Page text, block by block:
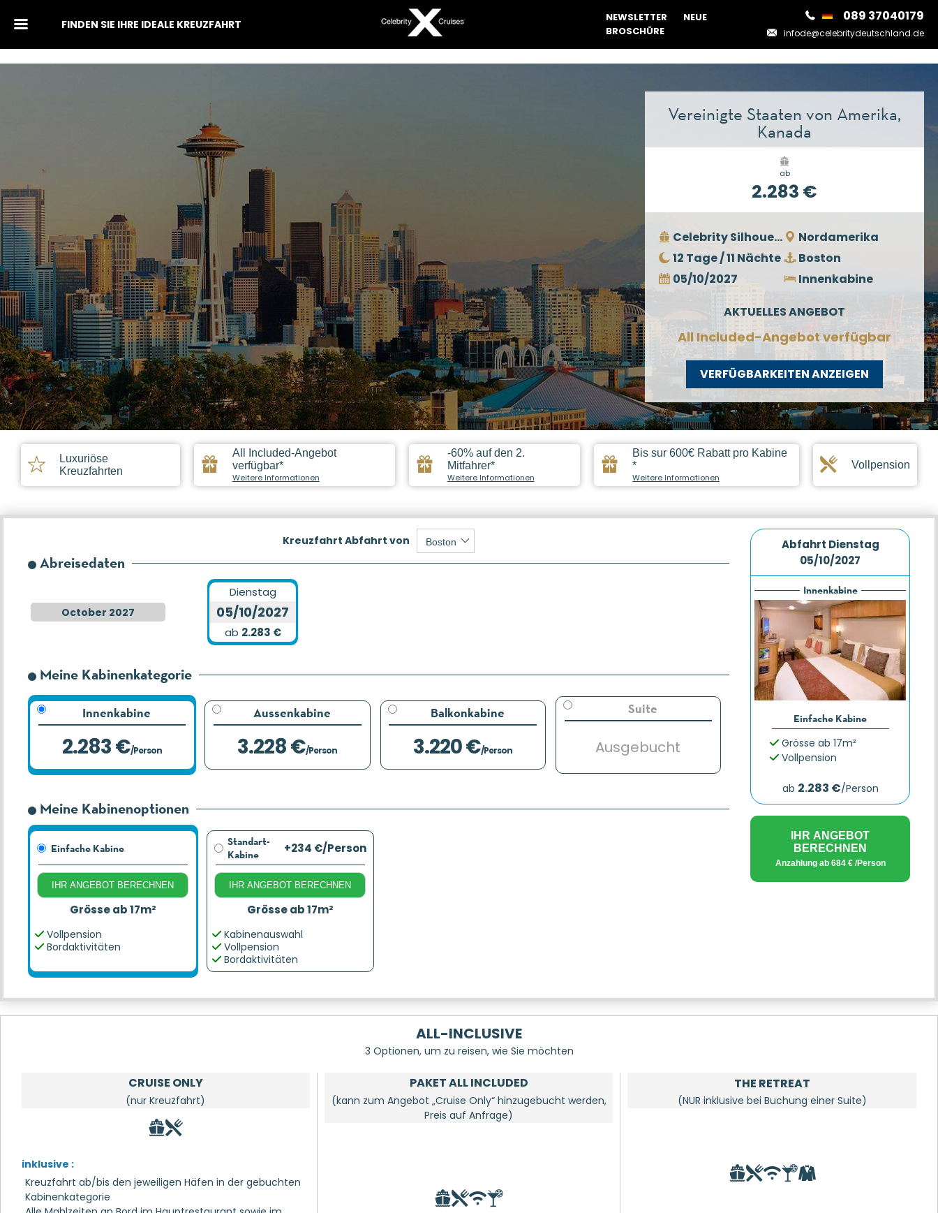
FINDEN SIE IHRE IDEALE KREUZFAHRT NEWSLETTER
NEUE
BROSCHÜRE
089 37040179
infode@celebritydeutschland.de
Vereinigte Staaten von Amerika,
Kanada
ab
2.283 €
Celebrity Silhouette
Nordamerika
12 Tage / 11 Nächte
Boston
05/10/2027
Innenkabine
AKTUELLES ANGEBOT
All Included-Angebot verfügbar
VERFÜGBARKEITEN ANZEIGEN
Luxuriöse
Kreuzfahrten
All Included-Angebot
verfügbar*
Weitere Informationen
-60% auf den 2.
Mitfahrer*
Weitere Informationen
Bis sur 600€ Rabatt pro Kabine
*
Weitere Informationen
Vollpension
Kreuzfahrt Abfahrt von
Abreisedaten
October 2027
Dienstag
05/10/2027
ab 2.283 €
Meine Kabinenkategorie
Innenkabine
2.283 €/Person
Aussenkabine
3.228 €/Person
Balkonkabine
3.220 €/Person
Suite
Ausgebucht
Meine Kabinenoptionen
Einfache Kabine
IHR ANGEBOT BERECHNEN
Grösse ab 17m²
Vollpension
Bordaktivitäten
Standart-
Kabine
+234 €/Person
IHR ANGEBOT BERECHNEN
Grösse ab 17m²
Kabinenauswahl
Vollpension
Bordaktivitäten
Abfahrt Dienstag
05/10/2027
Innenkabine
Einfache Kabine
Grösse ab 17m²
Vollpension
ab 2.283 €/Person
IHR ANGEBOT
BERECHNEN
Anzahlung ab 684 €/Person
ALL-INCLUSIVE
3 Optionen, um zu reisen, wie Sie möchten
CRUISE ONLY
(nur Kreuzfahrt)
inklusive :
Kreuzfahrt ab/bis den jeweiligen Häfen in der gebuchten
Kabinenkategorie
PAKET ALL INCLUDED
(kann zum Angebot „Cruise Only“ hinzugebucht werden,
Preis auf Anfrage)
THE RETREAT
(NUR inklusive bei Buchung einer Suite)